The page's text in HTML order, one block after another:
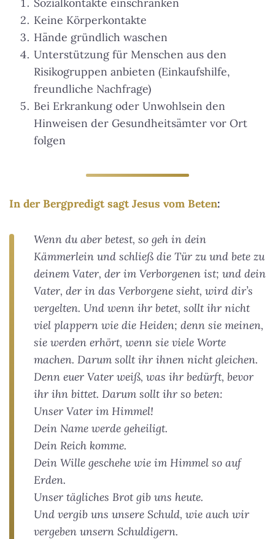
Sozialkontakte einschränken
Keine Körperkontakte
Hände gründlich waschen
Unterstützung für Menschen aus den
Risikogruppen anbieten (Einkaufshilfe,
freundliche Nachfrage)
Bei Erkrankung oder Unwohlsein den
Hinweisen der Gesundheitsämter vor Ort
folgen
In der Bergpredigt sagt Jesus vom Beten:
Wenn du aber betest, so geh in dein
Kämmerlein und schließ die Tür zu und bete zu
deinem Vater, der im Verborgenen ist; und dein
Vater, der in das Verborgene sieht, wird dir’s
vergelten. Und wenn ihr betet, sollt ihr nicht
viel plappern wie die Heiden; denn sie meinen,
sie werden erhört, wenn sie viele Worte
machen. Darum sollt ihr ihnen nicht gleichen.
Denn euer Vater weiß, was ihr bedürft, bevor
ihr ihn bittet. Darum sollt ihr so beten:
Unser Vater im Himmel!
Dein Name werde geheiligt.
Dein Reich komme.
Dein Wille geschehe wie im Himmel so auf
Erden.
Unser tägliches Brot gib uns heute.
Und vergib uns unsere Schuld, wie auch wir
vergeben unsern Schuldigern.